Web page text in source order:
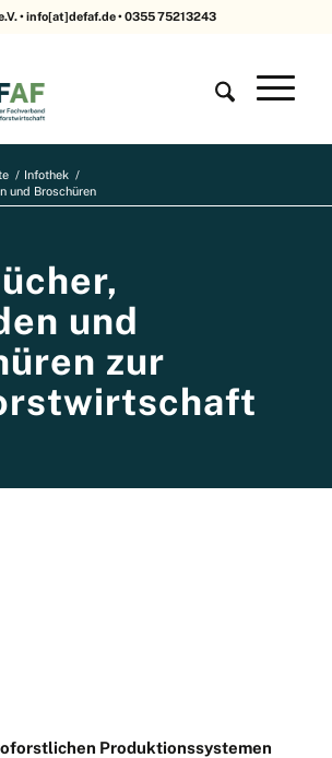
• info[at]defaf.de • 0355 75213243
/ Infothek /
und Broschüren
und
zur
Produktionssystemen